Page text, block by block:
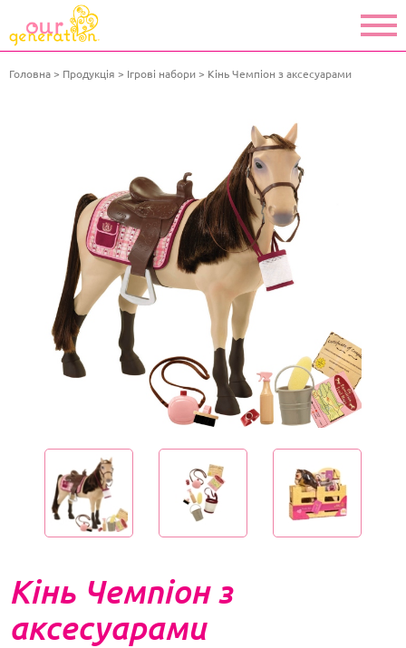
Головна Продукція Ігрові набори Кінь Чемпіон з аксесуарами
Кінь Чемпіон з
аксесуарами